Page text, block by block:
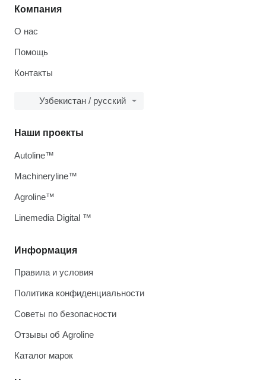
Компания
О нас
Помощь
Контакты
Узбекистан / русский
Информация
Правила и условия
Политика конфиденциальности
Советы по безопасности
Отзывы об Agroline
Каталог марок
Наши проекты
Autoline™
Machineryline™
Agroline™
Linemedia Digital ™